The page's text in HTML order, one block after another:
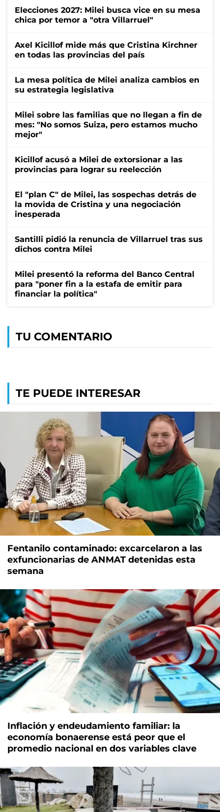
Elecciones 2027: Milei busca vice en su mesa
chica por temor a "otra Villarruel"
Axel Kicillof mide más que Cristina Kirchner
en todas las provincias del país
La mesa política de Milei analiza cambios en
su estrategia legislativa
Milei sobre las familias que no llegan a fin de
mes: "No somos Suiza, pero estamos mucho
mejor"
Kicillof acusó a Milei de extorsionar a las
provincias para lograr su reelección
El "plan C" de Milei, las sospechas detrás de
la movida de Cristina y una negociación
inesperada
Santilli pidió la renuncia de Villarruel tras sus
dichos contra Milei
Milei presentó la reforma del Banco Central
para "poner fin a la estafa de emitir para
financiar la política"
TU COMENTARIO
TE PUEDE INTERESAR
Fentanilo contaminado: excarcelaron a las
exfuncionarias de ANMAT detenidas esta
semana
Inflación y endeudamiento familiar: la
economía bonaerense está peor que el
promedio nacional en dos variables clave